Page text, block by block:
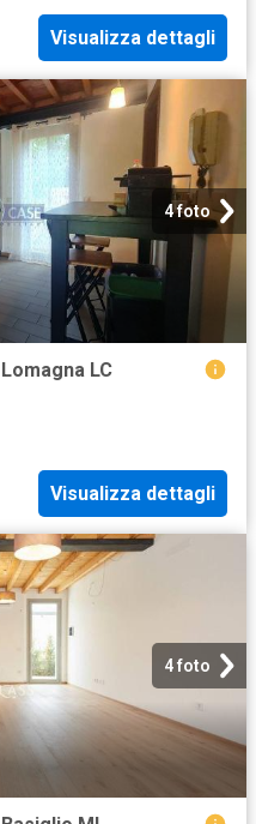
Visualizza dettagli
4 foto
LC
Visualizza dettagli
4 foto